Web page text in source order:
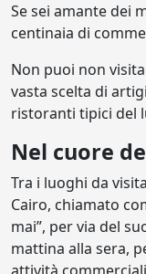
Se sei amante dei
centinaia di
Non puoi non
vasta scelta di
ristoranti tipici del
Nel cuore
Tra i luoghi da
Cairo, chiamato
mai”, per via del
mattina alla sera,